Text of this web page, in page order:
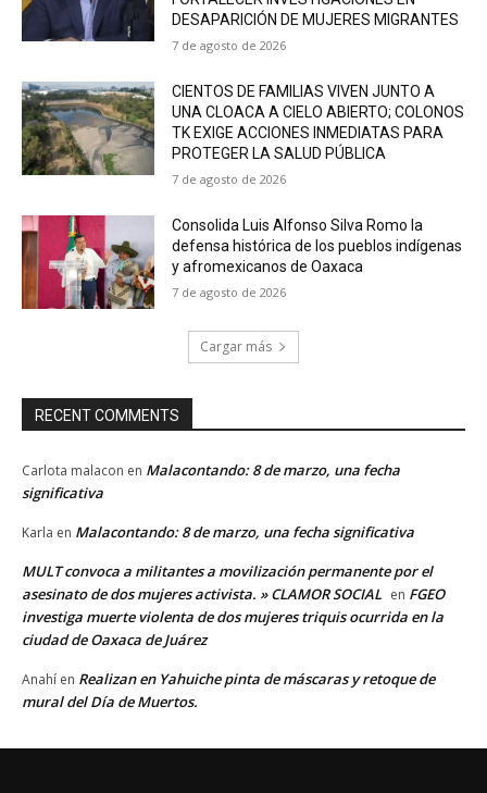
DESAPARICIÓN DE MUJERES MIGRANTES
7 de agosto de 2026
CIENTOS DE FAMILIAS VIVEN JUNTO A
UNA CLOACA A CIELO ABIERTO; COLONOS
TK EXIGE ACCIONES INMEDIATAS PARA
PROTEGER LA SALUD PÚBLICA
7 de agosto de 2026
Consolida Luis Alfonso Silva Romo la
defensa histórica de los pueblos indígenas
y afromexicanos de Oaxaca
7 de agosto de 2026
Cargar más
RECENT COMMENTS
Carlota malacon en Malacontando: 8 de marzo, una fecha
significativa
Karla en Malacontando: 8 de marzo, una fecha significativa
MULT convoca a militantes a movilización permanente por el
asesinato de dos mujeres activista. » CLAMOR SOCIAL en FGEO
investiga muerte violenta de dos mujeres triquis ocurrida en la
ciudad de Oaxaca de Juárez
Anahí en Realizan en Yahuiche pinta de máscaras y retoque de
mural del Día de Muertos.